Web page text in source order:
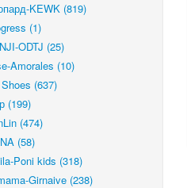
KEWK (819)
(1)
ODTJ (25)
Amorales (10)
(637)
(474)
(58)
Poni kids (318)
Girnaive (238)